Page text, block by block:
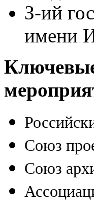
З-ий
имени
Союз
Союз